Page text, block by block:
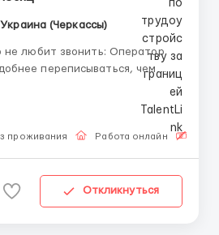
Украина (Черкассы)
не любит звонить: Оператор
в чате, используя готовые
в простую систему
проживания Работа онлайн
Откликнуться